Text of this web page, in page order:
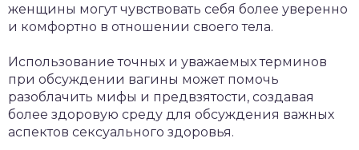
женщины могут чувствовать себя более уверенно
и комфортно в отношении своего тела.
Использование точных и уважаемых терминов
при обсуждении вагины может помочь
разоблачить мифы и предвзятости, создавая
более здоровую среду для обсуждения важных
аспектов сексуального здоровья.